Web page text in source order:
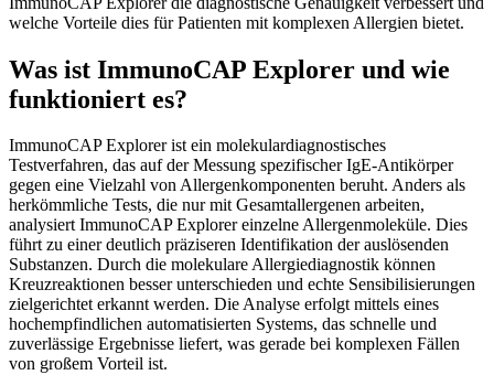
welche Vorteile dies für Patienten mit komplexen Allergien bietet.
Was ist ImmunoCAP Explorer und wie
funktioniert es?
ImmunoCAP Explorer ist ein molekulardiagnostisches
Testverfahren, das auf der Messung spezifischer IgE-Antikörper
gegen eine Vielzahl von Allergenkomponenten beruht. Anders als
herkömmliche Tests, die nur mit Gesamtallergenen arbeiten,
analysiert ImmunoCAP Explorer einzelne Allergenmoleküle. Dies
führt zu einer deutlich präziseren Identifikation der auslösenden
Substanzen. Durch die molekulare Allergiediagnostik können
Kreuzreaktionen besser unterschieden und echte Sensibilisierungen
zielgerichtet erkannt werden. Die Analyse erfolgt mittels eines
hochempfindlichen automatisierten Systems, das schnelle und
zuverlässige Ergebnisse liefert, was gerade bei komplexen Fällen
von großem Vorteil ist.